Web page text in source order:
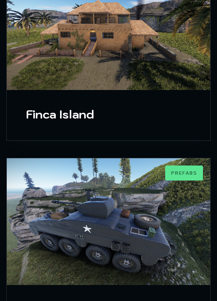
Finca Island
PREFABS